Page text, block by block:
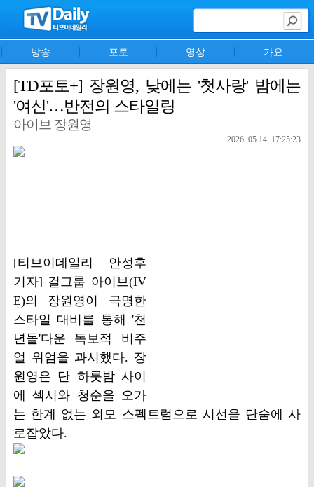
방송 포토 영상 가요
[TD포토+] 장원영, 낮에는 '첫사랑' 밤에는
'여신'…반전의 스타일링
아이브 장원영
2026. 05.14. 17:25:23
[티브이데일리 안성후
기자] 걸그룹 아이브(IV
E)의 장원영이 극명한
스타일 대비를 통해 '천
년돌'다운 독보적 비주
얼 위엄을 과시했다. 장
원영은 단 하룻밤 사이
에 섹시와 청순을 오가
는 한계 없는 외모 스펙트럼으로 시선을 단숨에 사
로잡았다.